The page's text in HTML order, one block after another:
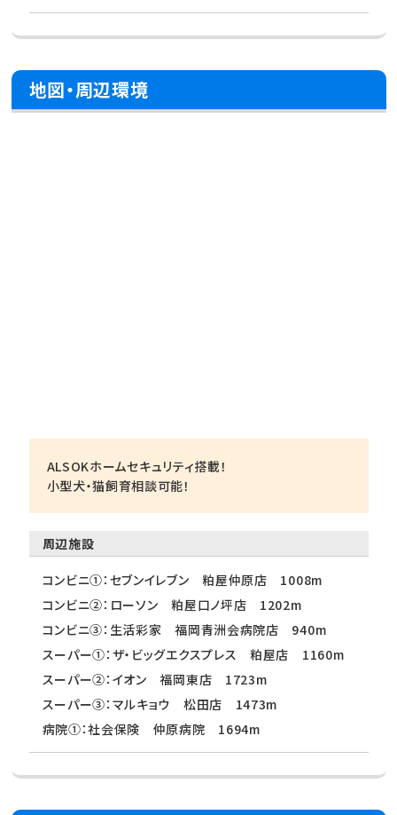
地図・周辺環境
ALSOKホームセキュリティ搭載！
小型犬・猫飼育相談可能！
周辺施設
コンビニ①：セブンイレブン 粕屋仲原店 1008m
コンビニ②：ローソン 粕屋口ノ坪店 1202m
コンビニ③：生活彩家 福岡青洲会病院店 940m
スーパー①：ザ・ビッグエクスプレス 粕屋店 1160m
スーパー②：イオン 福岡東店 1723m
スーパー③：マルキョウ 松田店 1473m
病院①：社会保険 仲原病院 1694m